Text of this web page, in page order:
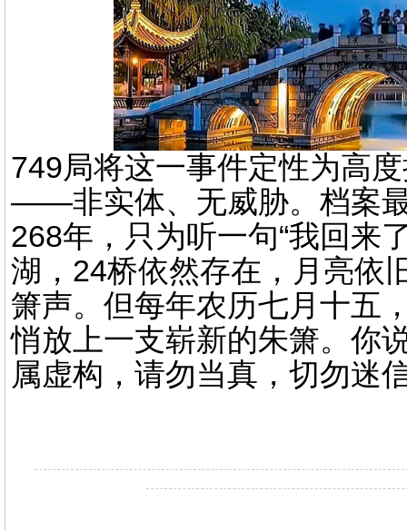
749局将这一事件定性为高
——非实体、无威胁。档案
268年，只为听一句“我回来
湖，24桥依然存在，月亮依
箫声。但每年农历七月十五
悄放上一支崭新的朱箫。你
属虚构，请勿当真，切勿迷